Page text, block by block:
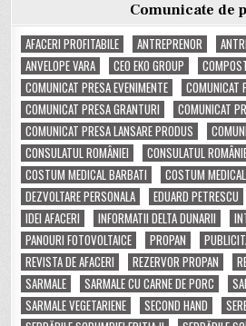
Comunicate de
AFACERI PROFITABILE
ANTREPRENOR
ANVELOPE VARA
CEO EKO GROUP
COMUNICAT PRESA EVENIMENTE
COMUNICAT
COMUNICAT PRESA GRANTURI
COMUNICAT
COMUNICAT PRESA LANSARE PRODUS
CONSULATUL ROMÂNIEI
CONSULATUL
COSTUM MEDICAL BARBATI
COSTUM
DEZVOLTARE PERSONALA
EDUARD PETRESCU
IDEI AFACERI
INFORMATII DELTA DUNARII
PANOURI FOTOVOLTAICE
PROPAN
REVISTA DE AFACERI
REZERVOR PROPAN
SARMALE
SARMALE CU CARNE DE PORC
SARMALE VEGETARIENE
SECOND HAND